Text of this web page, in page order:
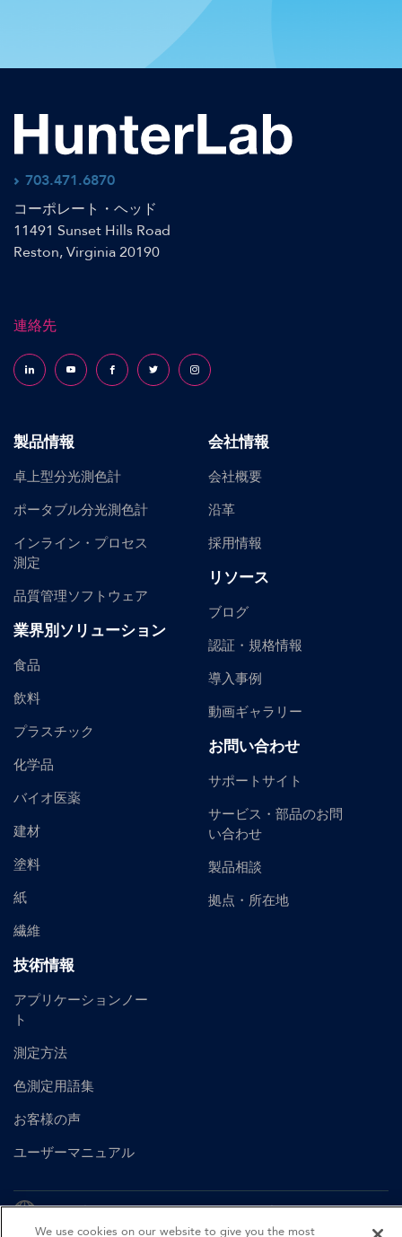
703.471.6870
コーポレート・ヘッド
11491 Sunset Hills Road
Reston, Virginia 20190
連絡先
Follow us on LinkedInFollow us on YouTubeFollow us on Facebook
Follow us on X (formerly Twitter)
Follow us on Instagram
製品情報
卓上型分光測色計
ポータブル分光測色計
インライン・プロセス
測定
品質管理ソフトウェア
業界別ソリューション
食品
飲料
プラスチック
化学品
バイオ医薬
建材
塗料
紙
繊維
技術情報
アプリケーションノー
ト
測定方法
色測定用語集
お客様の声
ユーザーマニュアル
会社情報
会社概要
沿革
採用情報
リソース
ブログ
認証・規格情報
導入事例
動画ギャラリー
お問い合わせ
サポートサイト
サービス・部品のお問
い合わせ
製品相談
拠点・所在地
English Spanish British English German
We use cookies on our website to give you the most